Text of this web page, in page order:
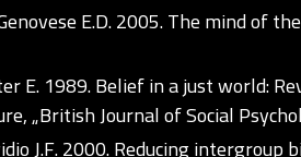
E.D. 2005. The mind of
E. 1989. Belief in a just world:
„British Journal of Social
J.F. 2000. Reducing